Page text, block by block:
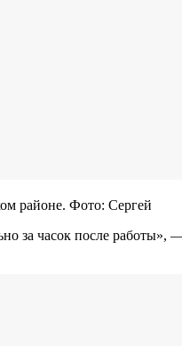
районе. Фото: Сергей
за часок после работы»,